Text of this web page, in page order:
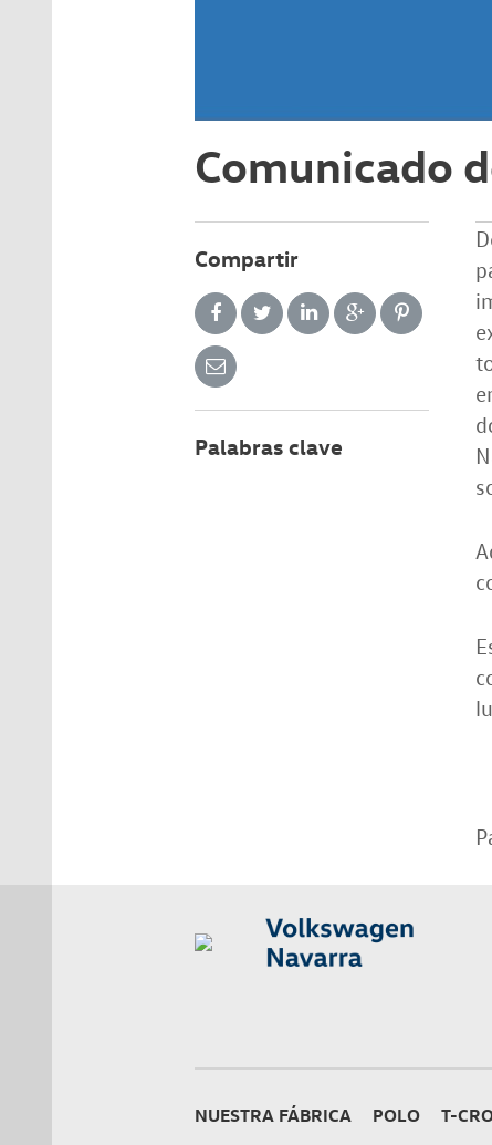
Comunicado
Compartir
Palabras clave
NUESTRA FÁBRICA POLO T-